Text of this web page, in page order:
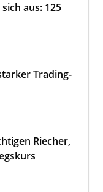
aus: 125
Trading-
Riecher,